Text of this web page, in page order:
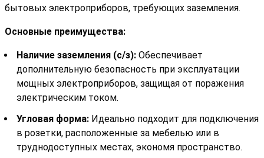
бытовых электроприборов, требующих заземления.
Основные преимущества:
Наличие заземления (с/з): Обеспечивает
дополнительную безопасность при эксплуатации
мощных электроприборов, защищая от поражения
электрическим током.
Угловая форма: Идеально подходит для подключения
в розетки, расположенные за мебелью или в
труднодоступных местах, экономя пространство.